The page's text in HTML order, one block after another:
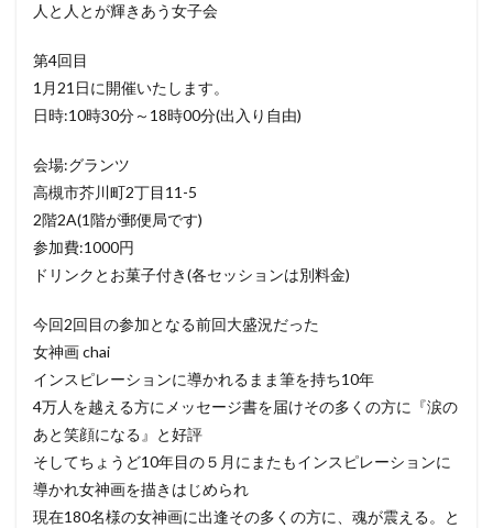
人と人とが輝きあう女子会
第4回目
1月21日に開催いたします。
日時:10時30分～18時00分(出入り自由)
会場:グランツ
高槻市芥川町2丁目11-5
2階2A(1階が郵便局です)
参加費:1000円
ドリンクとお菓子付き(各セッションは別料金)
今回2回目の参加となる前回大盛況だった
女神画 chai
インスピレーションに導かれるまま筆を持ち10年
4万人を越える方にメッセージ書を届けその多くの方に『涙の
あと笑顔になる』と好評
そしてちょうど10年目の５月にまたもインスピレーションに
導かれ女神画を描きはじめられ
現在180名様の女神画に出逢その多くの方に、魂が震える。と